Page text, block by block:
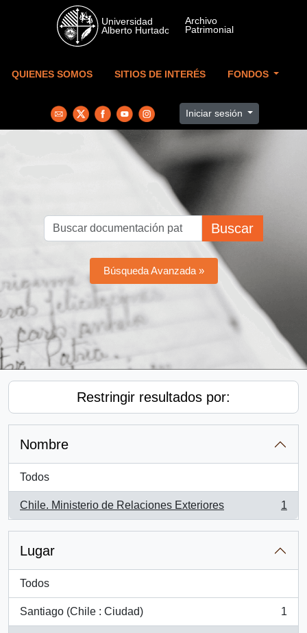
Skip to main content
QUIENES SOMOS SITIOS DE INTERÉS FONDOS
Iniciar sesión
Buscar
Búsqueda Avanzada »
Restringir resultados por:
Nombre
Todos
Chile. Ministerio de Relaciones Exteriores
, 1 resultados
1
Lugar
Todos
Santiago (Chile : Ciudad)
, 1 resultados
1